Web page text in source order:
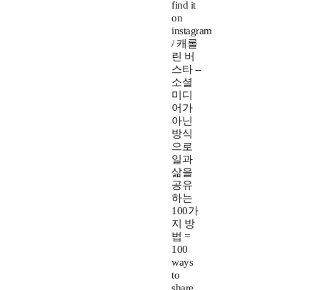
find it
on
instagram
/ 캐롤
린 버
스타 --
소셜
미디
어가
아닌
방식
으로
일과
삶을
공유
하는
100가
지 방
법 =
100
ways
to